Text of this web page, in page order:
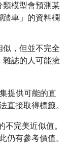
類模型會預測某
踏車」的資料欄
似，但並不完全
雜誌的人可能擁
提供可能的直
直接取得標籤。
完美近似值。
仍有參考價值。